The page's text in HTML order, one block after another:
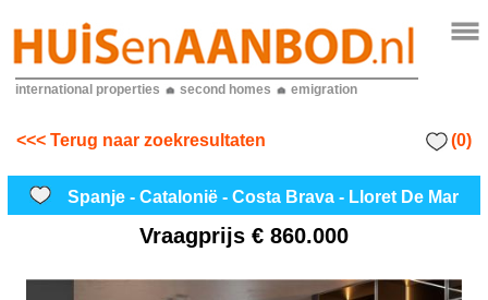
international properties second homes emigration
<<< Terug naar zoekresultaten (0)
Spanje - Catalonië - Costa Brava - Lloret De Mar
Vraagprijs € 860.000